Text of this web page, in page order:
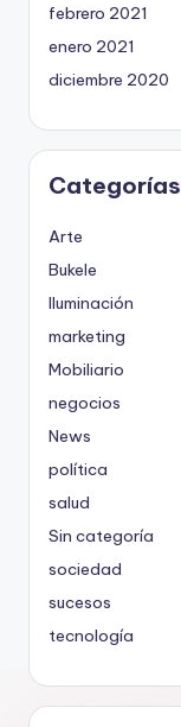
febrero 2021
enero 2021
diciembre 2020
Categorías
Arte
Bukele
Iluminación
marketing
Mobiliario
negocios
News
política
salud
Sin categoría
sociedad
sucesos
tecnología